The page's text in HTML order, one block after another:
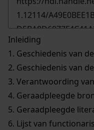
Inleiding
1. Geschiedenis van
2. Geschiedenis van
3. Verantwoording
4. Geraadpleegde
5. Geraadpleegde
6. Lijst van